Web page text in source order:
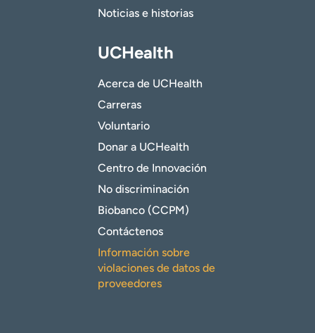
Noticias e historias
UCHealth
Acerca de UCHealth
Carreras
Voluntario
Donar a UCHealth
Centro de Innovación
No discriminación
Biobanco (CCPM)
Contáctenos
Información sobre
violaciones de datos de
proveedores